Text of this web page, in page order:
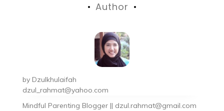
Author
by Dzulkhulaifah
dzul_rahmat@yahoo.com
Mindful Parenting Blogger || dzul.rahmat@gmail.com